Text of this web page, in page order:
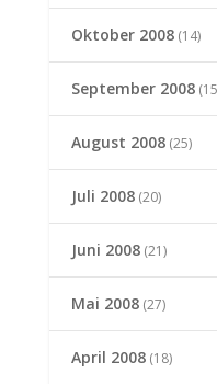
Oktober 2008(14)
September 2008
August 2008(25)
Juli 2008(20)
Juni 2008(21)
Mai 2008(27)
April 2008(18)